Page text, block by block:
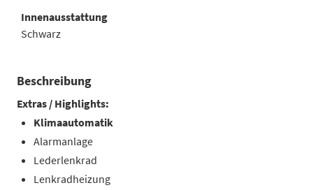
Innenausstattung
Schwarz
Beschreibung
Extras / Highlights:
Klimaautomatik
Alarmanlage
Lederlenkrad
Lenkradheizung